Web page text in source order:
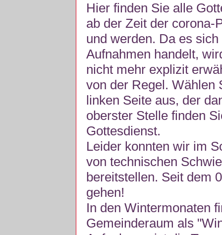
Hier finden Sie alle
ab der Zeit der corona-
und werden. Da es
Aufnahmen handelt,
nicht mehr explizit
von der Regel. Wählen
linken Seite aus, der
oberster Stelle finden
Gottesdienst.
Leider konnten wir im
von technischen
bereitstellen. Seit dem
gehen!
In den Wintermonaten
Gemeinderaum als